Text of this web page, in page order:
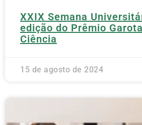
XXIX Semana
edição do Prêmio
Ciência
15 de agosto de 2024